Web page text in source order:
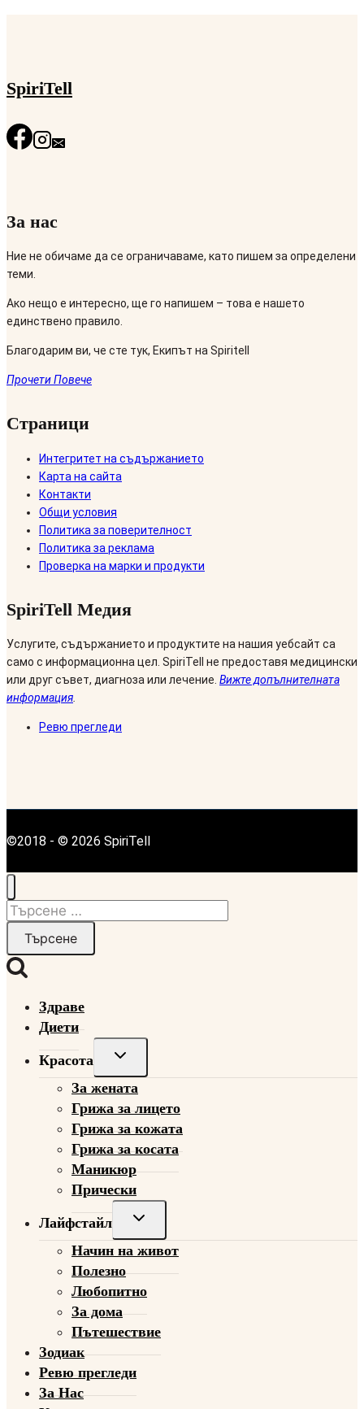
SpiriTell
За нас
Ние не обичаме да се ограничаваме, като пишем за определени
теми.
Ако нещо е интересно, ще го напишем – това е нашето
единствено правило.
Благодарим ви, че сте тук, Екипът на Spiritell
Прочети Повече
Страници
Интегритет на съдържанието
Карта на сайта
Контакти
Общи условия
Политика за поверителност
Политика за реклама
Проверка на марки и продукти
SpiriTell Медия
Услугите, съдържанието и продуктите на нашия уебсайт са
само с информационна цел. SpiriTell не предоставя медицински
или друг съвет, диагноза или лечение. Вижте допълнителната
информация
Ревю прегледи
©2018 - © 2026 SpiriTell
Търсене
Здраве
Диети
Красота
Toggle
child
menu
За жената
Грижа за лицето
Грижа за кожата
Грижа за косата
Маникюр
Прически
Лайфстайл
Toggle
child
menu
Начин на живот
Полезно
Любопитно
За дома
Пътешествие
Зодиак
Ревю прегледи
За Нас